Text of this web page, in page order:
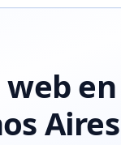
en
Aires